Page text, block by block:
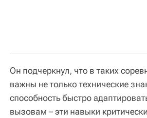
Он подчеркнул, что в таких
важны не только технические
способность быстро
вызовам – эти навыки